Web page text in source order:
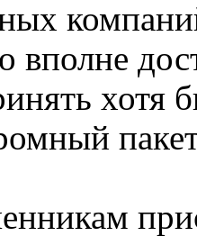
вполне
хотя